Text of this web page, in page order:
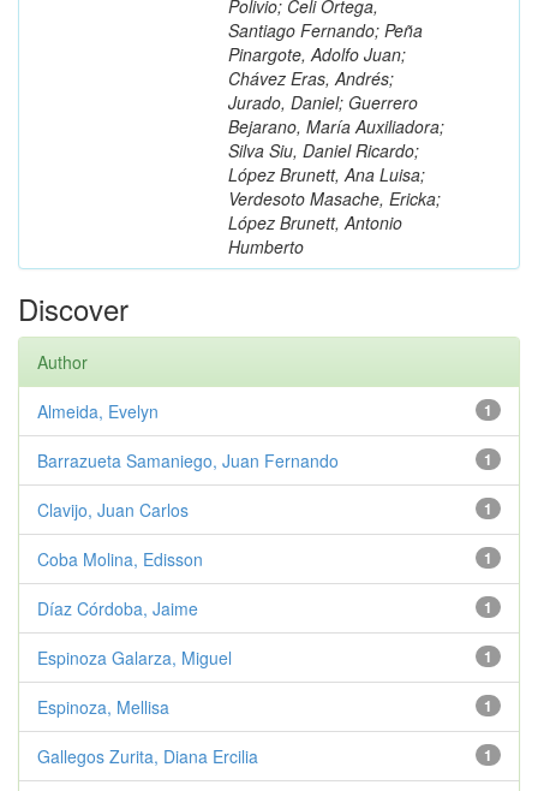
Polivio; Celi Ortega,
Santiago Fernando; Peña
Pinargote, Adolfo Juan;
Chávez Eras, Andrés;
Jurado, Daniel; Guerrero
Bejarano, María Auxiliadora;
Silva Siu, Daniel Ricardo;
López Brunett, Ana Luisa;
Verdesoto Masache, Ericka;
López Brunett, Antonio
Humberto
Discover
Author
1
Almeida, Evelyn
1
Barrazueta Samaniego, Juan Fernando
1
Clavijo, Juan Carlos
1
Coba Molina, Edisson
1
Díaz Córdoba, Jaime
1
Espinoza Galarza, Miguel
1
Espinoza, Mellisa
1
Gallegos Zurita, Diana Ercilia